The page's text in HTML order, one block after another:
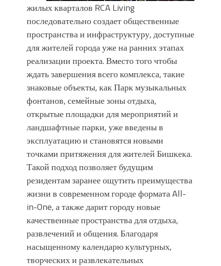
жилых кварталов RCA Living
последовательно создает общественные
пространства и инфраструктуру, доступные
для жителей города уже на ранних этапах
реализации проекта. Вместо того чтобы
ждать завершения всего комплекса, такие
знаковые объекты, как Парк музыкальных
фонтанов, семейные зоны отдыха,
открытые площадки для мероприятий и
ландшафтные парки, уже введены в
эксплуатацию и становятся новыми
точками притяжения для жителей Бишкека.
Такой подход позволяет будущим
резидентам заранее ощутить преимущества
жизни в современном городе формата All-
in-One, а также дарит городу новые
качественные пространства для отдыха,
развлечений и общения. Благодаря
насыщенному календарю культурных,
творческих и развлекательных